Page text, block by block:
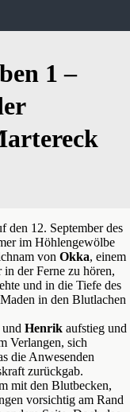
1 –
den 12. September des
im Höhlengewölbe
von Okka, einem
der Ferne zu hören,
und in die Tiefe des
in den Blutlachen
und Henrik aufstieg und
Verlangen, sich
die Anwesenden
zurückgab.
mit den Blutbecken,
vorsichtig am Rand